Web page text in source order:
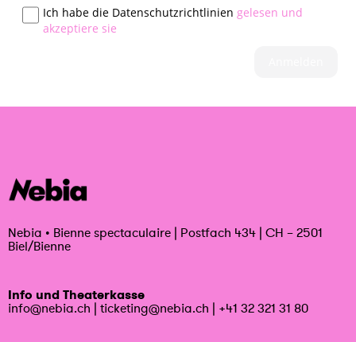
Ich habe die Datenschutzrichtlinien gelesen und
akzeptiere sie
Nebia • Bienne spectaculaire | Postfach 434 | CH – 2501
Biel/Bienne
Info und Theaterkasse
info@nebia.ch | ticketing@nebia.ch | +41 32 321 31 80